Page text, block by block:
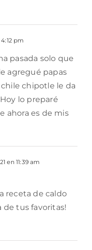
pm
pasada solo que
agregué papas
chipotle le da
lo preparé
ahora es de mis
en 11:39 am
receta de caldo
de tus favoritas!